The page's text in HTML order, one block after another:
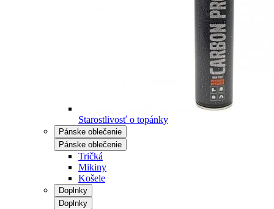
Starostlivosť o topánky
Pánske oblečenie
Pánske oblečenie
Tričká
Mikiny
Košele
Doplnky
Doplnky